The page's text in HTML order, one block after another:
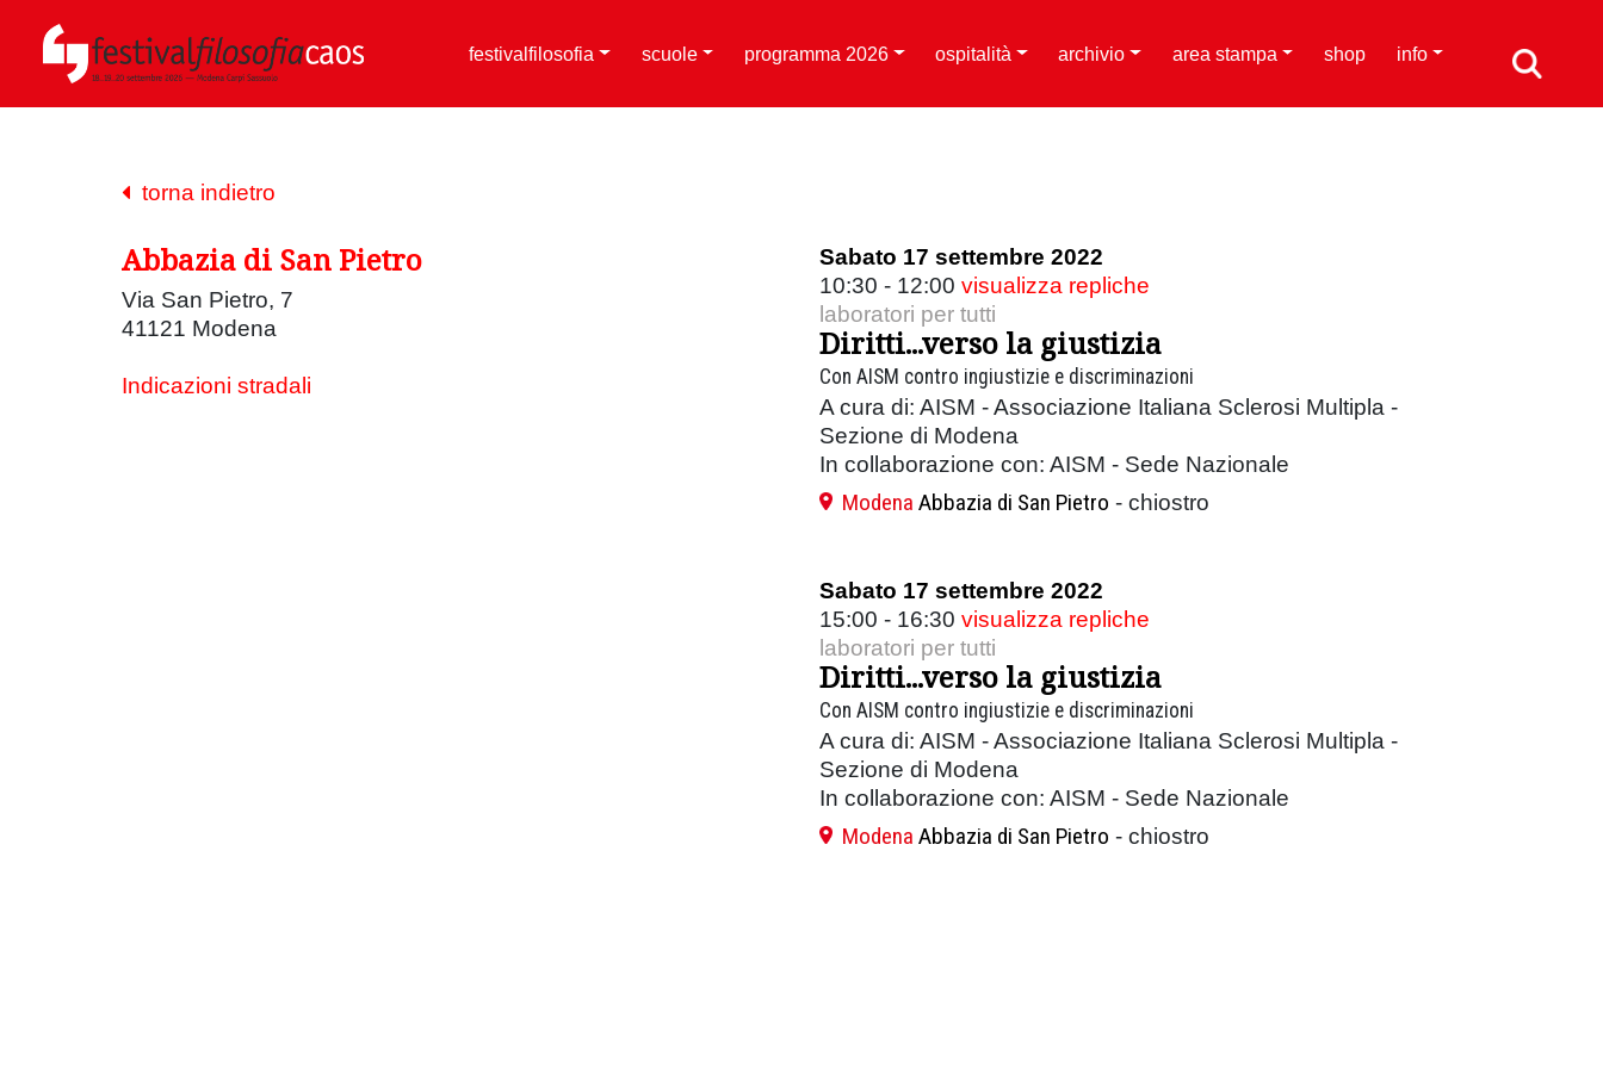
festivalfilosofia scuole programma 2026 ospitalità archivio area stampa shop info
torna indietro
Abbazia di San Pietro
Via San Pietro, 7
41121 Modena
Indicazioni stradali
Sabato 17 settembre 2022
10:30 - 12:00 visualizza repliche
laboratori per tutti
Diritti...verso la giustizia
Con AISM contro ingiustizie e discriminazioni
A cura di: AISM - Associazione Italiana Sclerosi Multipla -
Sezione di Modena
In collaborazione con: AISM - Sede Nazionale
Modena Abbazia di San Pietro - chiostro
Sabato 17 settembre 2022
15:00 - 16:30 visualizza repliche
laboratori per tutti
Diritti...verso la giustizia
Con AISM contro ingiustizie e discriminazioni
A cura di: AISM - Associazione Italiana Sclerosi Multipla -
Sezione di Modena
In collaborazione con: AISM - Sede Nazionale
Modena Abbazia di San Pietro - chiostro